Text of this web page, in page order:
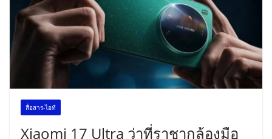
สื่อสาร-ไอที
Xiaomi 17 Ultra ว่าที่ราชากล้องมือ